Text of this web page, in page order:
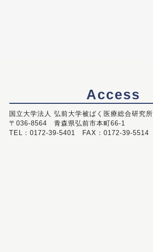
Access
国立大学法人 弘前大学被ばく医療総合研究所
〒036-8564 青森県弘前市本町66-1
TEL：0172-39-5401 FAX：0172-39-5514